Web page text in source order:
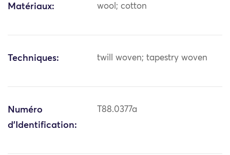
Matériaux: wool; cotton
Techniques: twill woven; tapestry woven
Numéro
d'Identification:
T88.0377a